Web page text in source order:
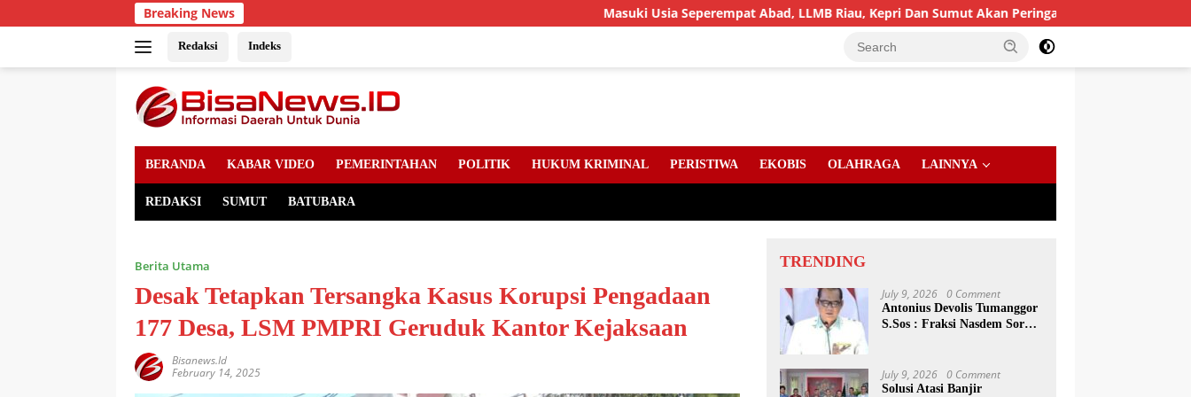
to
Breaking News Masuki Usia Seperempat Abad, LLMB Riau, Kepri Dan Sumut Akan Peringati Harlah Ke-25
Redaksi Indeks
BERANDA KABAR VIDEO PEMERINTAHAN POLITIK HUKUM KRIMINAL PERISTIWA EKOBIS OLAHRAGA LAINNYA
REDAKSI SUMUT BATUBARA
Berita Utama
Desak Tetapkan Tersangka Kasus Korupsi Pengadaan
177 Desa, LSM PMPRI Geruduk Kantor Kejaksaan
Bisanews.id
February 14, 2025
TRENDING
July 9, 2026 0 Comment
Antonius Devolis Tumanggor
S.Sos : Fraksi Nasdem Soroti
July 9, 2026 0 Comment
Solusi Atasi Banjir